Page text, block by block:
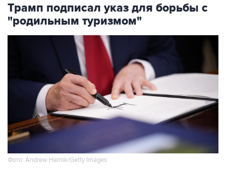
Трамп подписал указ для борьбы с
"родильным туризмом"
Фото: Andrew Harnik/Getty Images